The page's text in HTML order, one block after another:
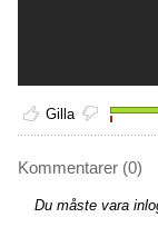
Gilla
Kommentarer (0)
Du måste vara